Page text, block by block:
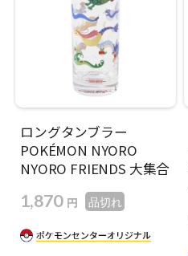
ロングタンブラー
POKÉMON NYORO
NYORO FRIENDS 大集合
1,870 円 品切れ